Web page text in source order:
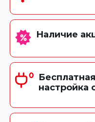
Наличие
настройка